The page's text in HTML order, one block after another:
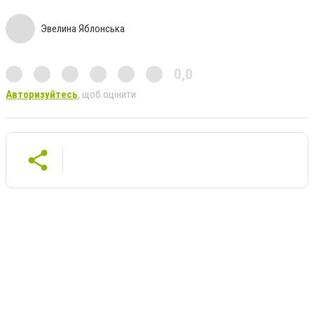
Эвелина Яблонська
0,0
Авторизуйтесь, щоб оцінити